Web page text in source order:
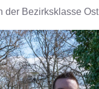
der Bezirksklasse Ost